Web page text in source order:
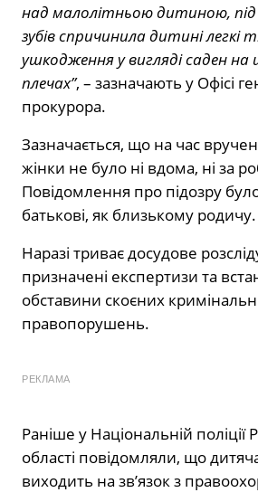
над малолітньою дитиною, під
зубів спричинила дитині легкі
ушкодження у вигляді саден на
плечах”, – зазначають у Офісі
прокурора.
Зазначається, що на час
жінки не було ні вдома, ні за
Повідомлення про підозру
батькові, як близькому родичу.
Наразі триває досудове
призначені експертизи та
обставини скоєних
правопорушень.
РЕКЛАМА
Раніше у Національній поліції
області повідомляли, що
виходить на зв’язок з